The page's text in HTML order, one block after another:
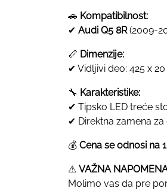
🚗 Kompatibilnost:
✔ Audi Q5 8R(2009-
📏 Dimenzije:
✔ Vidljivi deo: 425 x
🔧 Karakteristike:
✔ Tipsko LED treće
✔ Direktna zamena
💰 Cena se odnosi na
⚠ VAŽNA
Molimo vas da pre